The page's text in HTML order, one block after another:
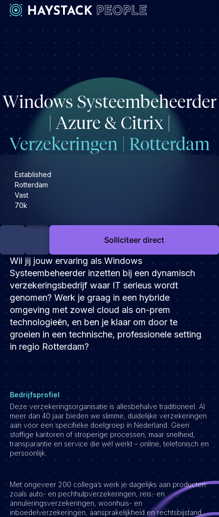
Werkgevers
Engineering & leadership
Executive search
Marketing
Operations & HR
Product
Specialistische techrollen
Development
Engineering & leadership
Executive search
Marketing
Product
Sales
Specialistische techrollen
Support
Operations & HR
Werken bij Haystack People
Jobmarketing
Contact
Vacatures
Windows Systeembeheerder
| Azure & Citrix |
Verzekeringen | Rotterdam
Established
Rotterdam
Vast
70k
Solliciteer direct
Wil jij jouw ervaring als Windows
Systeembeheerder inzetten bij een dynamisch
verzekeringsbedrijf waar IT serieus wordt
genomen? Werk je graag in een hybride
omgeving met zowel cloud als on-prem
technologieën, en ben je klaar om door te
groeien in een technische, professionele setting
in regio Rotterdam?
Bedrijfsprofiel
Deze verzekeringsorganisatie is allesbehalve traditioneel. Al
meer dan 40 jaar bieden we slimme, duidelijke verzekeringen
aan voor een specifieke doelgroep in Nederland. Geen
stoffige kantoren of stroperige processen, maar snelheid,
transparantie en service die wél werkt – online, telefonisch en
persoonlijk.
Met ongeveer 200 collega’s werk je dagelijks aan producten
zoals auto- en pechhulpverzekeringen, reis- en
annuleringsverzekeringen, woonhuis- en
inboedelverzekeringen, aansprakelijkheid en rechtsbijstand.